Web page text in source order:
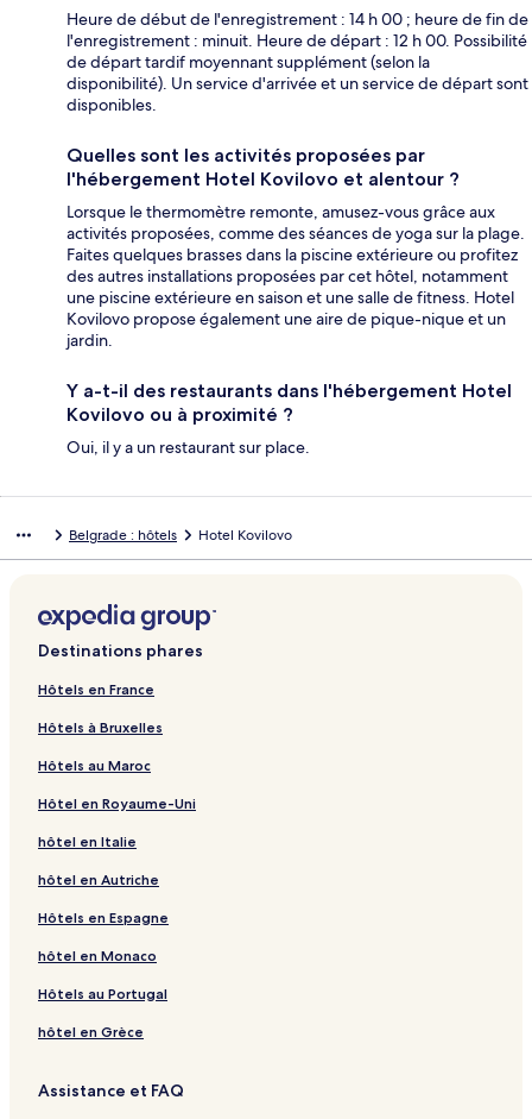
Heure de début de l'enregistrement : 14 h 00 ; heure de fin de
l'enregistrement : minuit. Heure de départ : 12 h 00. Possibilité
de départ tardif moyennant supplément (selon la
disponibilité). Un service d'arrivée et un service de départ sont
disponibles.
Quelles sont les activités proposées par
l'hébergement Hotel Kovilovo et alentour ?
Lorsque le thermomètre remonte, amusez-vous grâce aux
activités proposées, comme des séances de yoga sur la plage.
Faites quelques brasses dans la piscine extérieure ou profitez
des autres installations proposées par cet hôtel, notamment
une piscine extérieure en saison et une salle de fitness. Hotel
Kovilovo propose également une aire de pique-nique et un
jardin.
Y a-t-il des restaurants dans l'hébergement Hotel
Kovilovo ou à proximité ?
Oui, il y a un restaurant sur place.
Belgrade : hôtels Hotel Kovilovo
Destinations phares
Hôtels en France
Hôtels à Bruxelles
Hôtels au Maroc
Hôtel en Royaume-Uni
hôtel en Italie
hôtel en Autriche
Hôtels en Espagne
hôtel en Monaco
Hôtels au Portugal
hôtel en Grèce
Assistance et FAQ